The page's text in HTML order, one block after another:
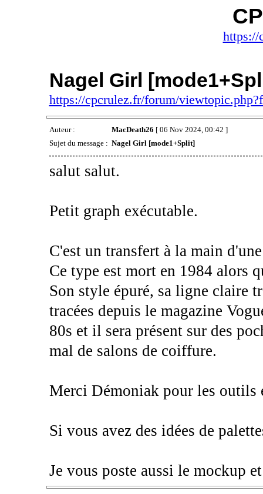
https://
Nagel Girl
https://cpcrulez.fr/forum/
Auteur : MacDeath26 [ 06 Nov 2024, 00:42 ]
Sujet du message : Nagel Girl [mode1+Split]
salut salut.
Petit graph exécutable.
C'est un transfert à la main
Ce type est mort en 1984 alors
Son style épuré, sa ligne claire
tracées depuis le magazine
80s et il sera présent sur des
mal de salons de coiffure.
Merci Démoniak pour les outils
Si vous avez des idées de
Je vous poste aussi le mockup